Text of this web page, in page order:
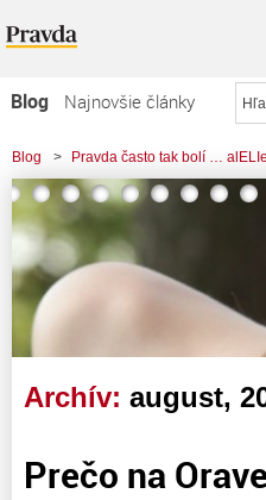
Blog
Najnovšie články
Najčítanejšie články
Najkomentovanejšie články
Zoznam blogov
Komerčné blogy
Blog > Pravda často tak bolí …
Archív: august,
Prečo na